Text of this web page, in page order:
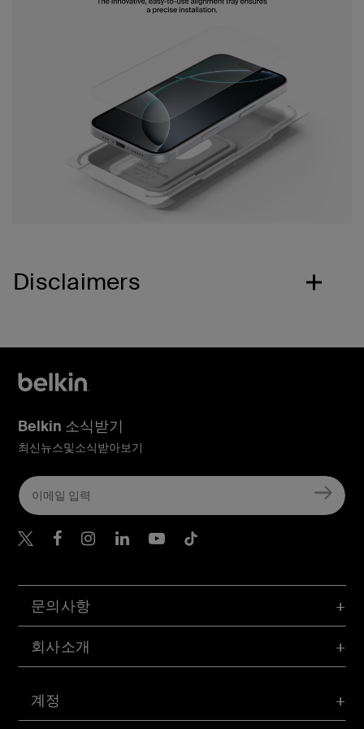
Disclaimers
계정
문의사항
회사소개
Belkin 소식받기
최신뉴스및소식받아보기
Belkin Twitter